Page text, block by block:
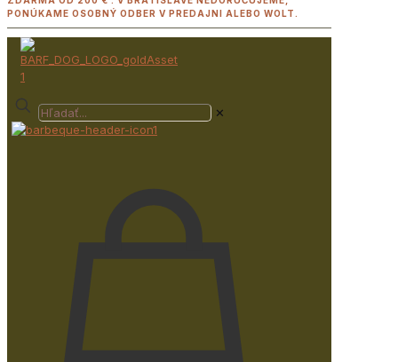
PONÚKAME OSOBNÝ ODBER V PREDAJNI ALEBO WOLT.
✕